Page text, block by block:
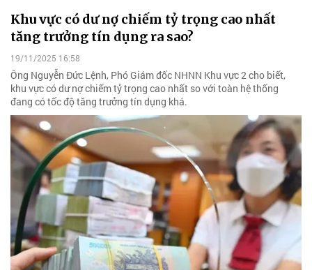
Khu vực có dư nợ chiếm tỷ trọng cao nhất
tăng trưởng tín dụng ra sao?
19/11/2025 16:58
Ông Nguyễn Đức Lệnh, Phó Giám đốc NHNN Khu vực 2 cho biết,
khu vực có dư nợ chiếm tỷ trọng cao nhất so với toàn hệ thống
đang có tốc độ tăng trưởng tín dụng khá.